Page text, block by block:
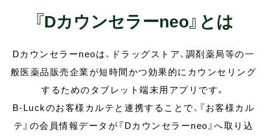
ログイン
資料ダウンロード
お問い合わせ
『Dカウンセラーneo』とは
Dカウンセラーneoは、ドラッグストア、調剤薬局等の一
般医薬品販売企業が短時間かつ効果的にカウンセリング
するための タブレット端末用アプリです。
B-Luckのお客様カルテと連携することで、『お客様カル
テ』の会員情報データが『Dカウンセラーneo』へ取り込